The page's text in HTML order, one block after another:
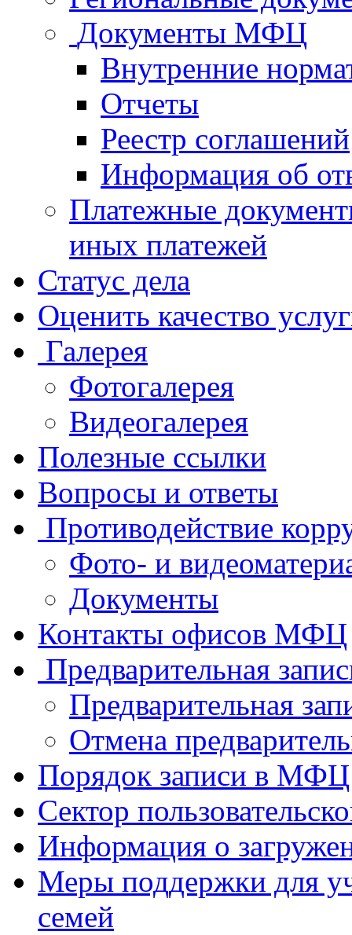
Документы МФЦ
Внутренние
Отчеты
Реестр соглашений
Информация об
Платежные
иных платежей
Статус дела
Оценить качество
Галерея
Фотогалерея
Видеогалерея
Полезные ссылки
Вопросы и ответы
Противодействие
Фото- и
Документы
Контакты офисов МФЦ
Предварительная
Предварительная
Отмена
Порядок записи в МФЦ
Сектор
Информация о
Меры поддержки для
семей